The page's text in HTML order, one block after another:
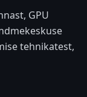
GPU
tehnikatest,